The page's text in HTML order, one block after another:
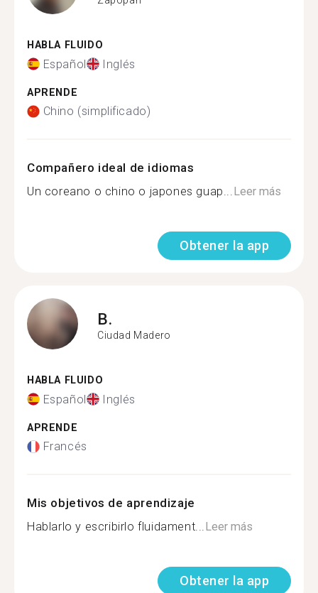
HABLA FLUIDO
Español Inglés
APRENDE
Chino (simplificado)
Compañero ideal de idiomas
Un coreano o chino o japones guap...Leer más
Obtener la app
B.
Ciudad Madero
HABLA FLUIDO
Español Inglés
APRENDE
Francés
Mis objetivos de aprendizaje
Hablarlo y escribirlo fluidament...Leer más
Obtener la app